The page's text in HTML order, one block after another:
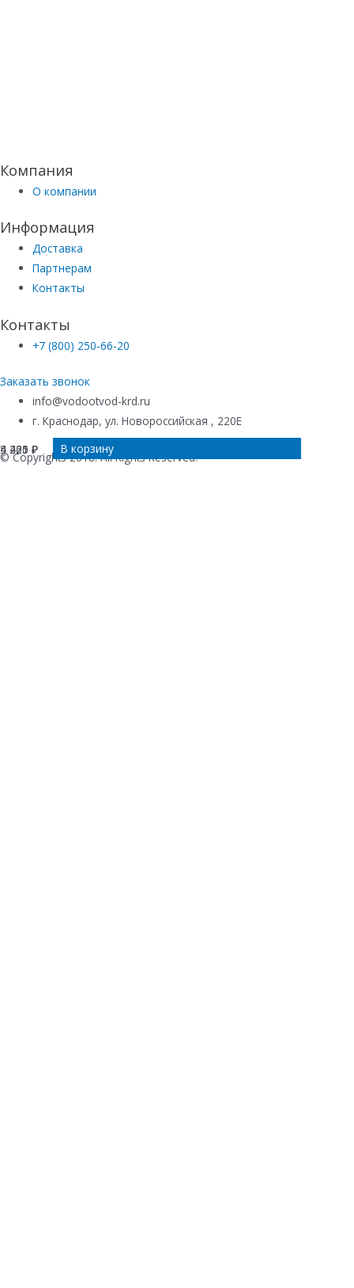
4 421 ₽ В корзину
4 421 ₽ В корзину
5 225 ₽ В корзину
4 260 ₽ В корзину
Компания
О компании
Информация
Доставка
Партнерам
Контакты
Контакты
+7 (800) 250-66-20
Заказать звонок
info@vodootvod-krd.ru
г. Краснодар, ул. Новороссийская , 220Е
© Copyrights 2018. All Rights Reserved.